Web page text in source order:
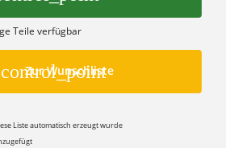
Teile verfügbar
control_point
Zur Wunschliste
Liste automatisch erzeugt wurde